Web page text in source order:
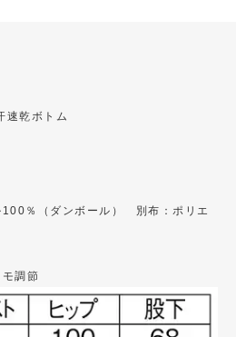
速乾ボトム
100％（ダンボール） 別布：ポリエ
調節